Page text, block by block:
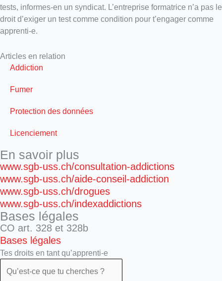
tests, informes-en un syndicat. L’entreprise formatrice n’a pas le
droit d’exiger un test comme condition pour t’engager comme
apprenti-e.
Articles en relation
Addiction
Fumer
Protection des données
Licenciement
En savoir plus
www.sgb-uss.ch/consultation-addictions
www.sgb-uss.ch/aide-conseil-addiction
www.sgb-uss.ch/drogues
www.sgb-uss.ch/indexaddictions
Bases légales
CO art. 328 et 328b
Bases légales
Tes droits en tant qu’apprenti-e